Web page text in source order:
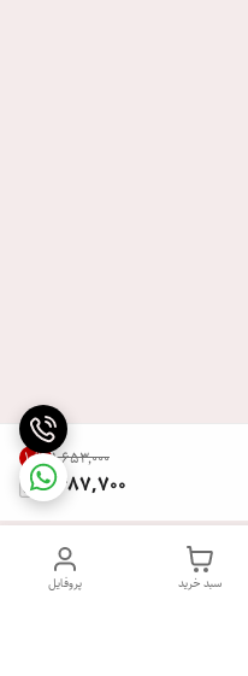
۱٬۶۵۳٬۰۰۰ 10%
1,487,700
پروفایل سبد خرید